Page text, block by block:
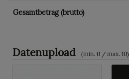
Gesamtbetrag (brutto)
Datenupload (min. 0 / max. 10)